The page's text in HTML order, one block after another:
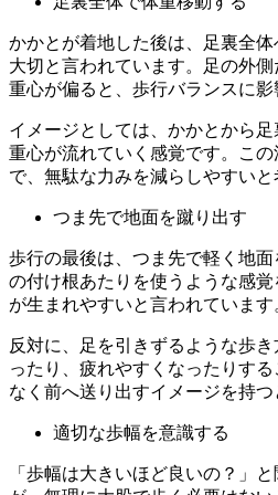
かかとが着地した後は、足裏全
大切と言われています。足の外
重心が偏ると、歩行バランスに影
イメージとしては、かかとから
重心が流れていく感覚です。こ
で、無駄な力みを減らしやすいと
つま先で地面を蹴り出す
歩行の最後は、つま先で軽く地
の付け根あたりを使うような感
が生まれやすいと言われています
反対に、足を引きずるような歩
ったり、疲れやすくなったりす
なく前へ送り出すイメージを持つ
適切な歩幅を意識する
「歩幅は大きいほど良いの？」